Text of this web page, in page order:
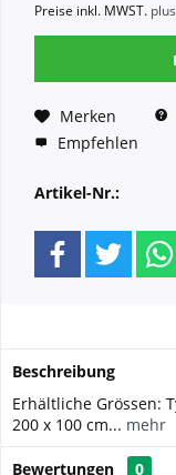
Preise inkl. MWST.
Merken
Empfehlen
Artikel-Nr.:
Beschreibung
Erhältliche Grössen:
200 x 100 cm... mehr
Bewertungen
0